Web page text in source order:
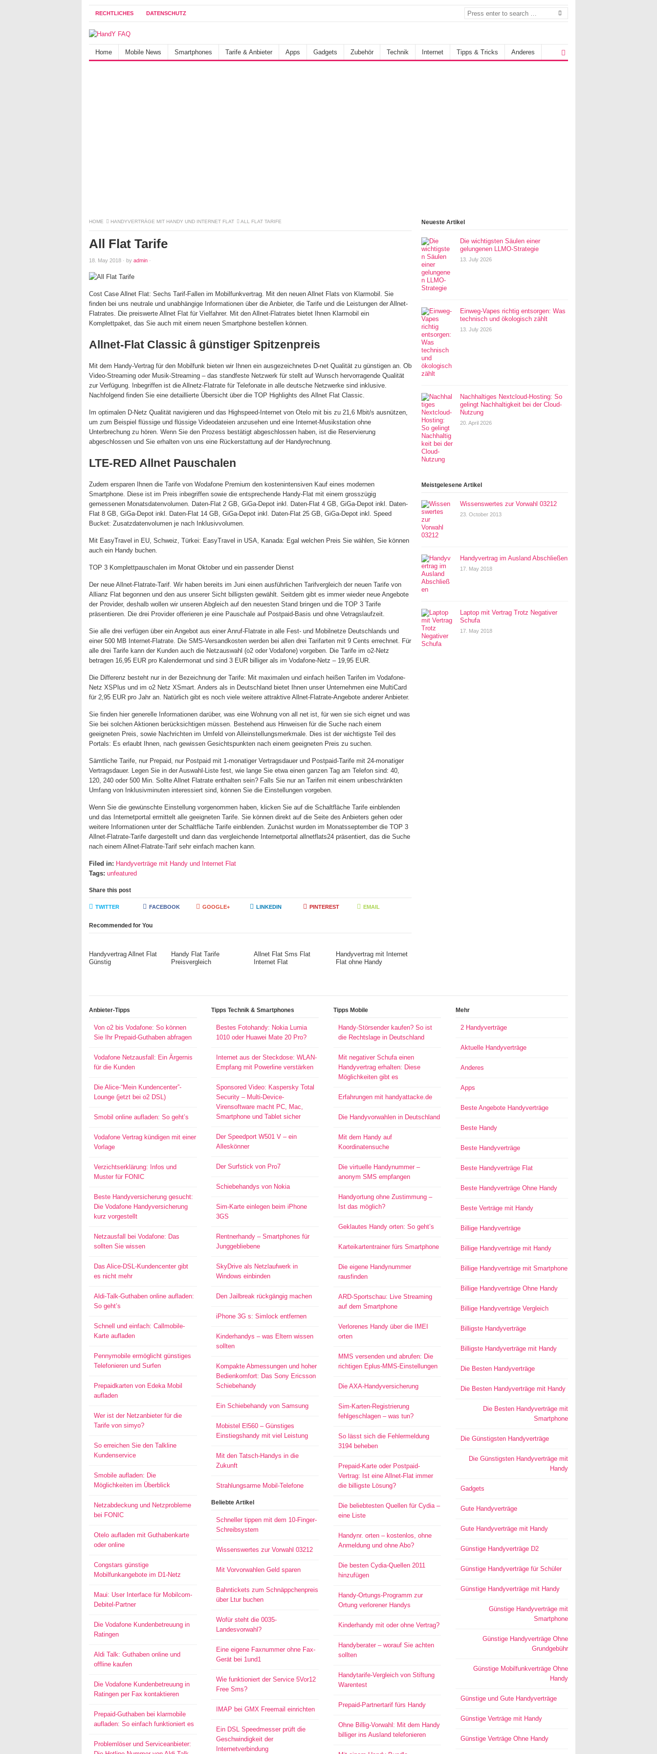
RECHTLICHES DATENSCHUTZ
Home Mobile News Smartphones Tarife & Anbieter Apps Gadgets Zubehör Technik Internet Tipps & Tricks Anderes
HOME HANDYVERTRÄGE MIT HANDY UND INTERNET FLAT ALL FLAT TARIFE
All Flat Tarife
18. May 2018 · by admin ·
Cost Case Allnet Flat: Sechs Tarif-Fallen im Mobilfunkvertrag. Mit den neuen Allnet Flats von Klarmobil. Sie
finden bei uns neutrale und unabhängige Informationen über die Anbieter, die Tarife und die Leistungen der Allnet-
Flatrates. Die preiswerte Allnet Flat für Vielfahrer. Mit den Allnet-Flatrates bietet Ihnen Klarmobil ein
Komplettpaket, das Sie auch mit einem neuen Smartphone bestellen können.
Allnet-Flat Classic â günstiger Spitzenpreis
Mit dem Handy-Vertrag für den Mobilfunk bieten wir Ihnen ein ausgezeichnetes D-net Qualität zu günstigen an. Ob
Video-Streaming oder Musik-Streaming – das standfeste Netzwerk für stellt auf Wunsch hervorragende Qualität
zur Verfügung. Inbegriffen ist die Allnetz-Flatrate für Telefonate in alle deutsche Netzwerke sind inklusive.
Nachfolgend finden Sie eine detaillierte Übersicht über die TOP Highlights des Allnet Flat Classic.
Im optimalen D-Netz Qualität navigieren und das Highspeed-Internet von Otelo mit bis zu 21,6 Mbit/s ausnützen,
um zum Beispiel flüssige und flüssige Videodateien anzusehen und eine Internet-Musikstation ohne
Unterbrechung zu hören. Wenn Sie den Prozess bestätigt abgeschlossen haben, ist die Reservierung
abgeschlossen und Sie erhalten von uns eine Rückerstattung auf der Handyrechnung.
LTE-RED Allnet Pauschalen
Zudem ersparen Ihnen die Tarife von Wodafone Premium den kostenintensiven Kauf eines modernen
Smartphone. Diese ist im Preis inbegriffen sowie die entsprechende Handy-Flat mit einem grosszügig
gemessenen Monatsdatenvolumen. Daten-Flat 2 GB, GiGa-Depot inkl. Daten-Flat 4 GB, GiGa-Depot inkl. Daten-
Flat 8 GB, GiGa-Depot inkl. Daten-Flat 14 GB, GiGa-Depot inkl. Daten-Flat 25 GB, GiGa-Depot inkl. Speed
Bucket: Zusatzdatenvolumen je nach Inklusivvolumen.
Mit EasyTravel in EU, Schweiz, Türkei: EasyTravel in USA, Kanada: Egal welchen Preis Sie wählen, Sie können
auch ein Handy buchen.
TOP 3 Komplettpauschalen im Monat Oktober und ein passender Dienst
Der neue Allnet-Flatrate-Tarif. Wir haben bereits im Juni einen ausführlichen Tarifvergleich der neuen Tarife von
Allianz Flat begonnen und den aus unserer Sicht billigsten gewählt. Seitdem gibt es immer wieder neue Angebote
der Provider, deshalb wollen wir unseren Abgleich auf den neuesten Stand bringen und die TOP 3 Tarife
präsentieren. Die drei Provider offerieren je eine Pauschale auf Postpaid-Basis und ohne Vetragslaufzeit.
Sie alle drei verfügen über ein Angebot aus einer Anruf-Flatrate in alle Fest- und Mobilnetze Deutschlands und
einer 500 MB Internet-Flatrate. Die SMS-Versandkosten werden bei allen drei Tarifarten mit 9 Cents errechnet. Für
alle drei Tarife kann der Kunden auch die Netzauswahl (o2 oder Vodafone) vorgeben. Die Tarife im o2-Netz
betragen 16,95 EUR pro Kalendermonat und sind 3 EUR billiger als im Vodafone-Netz – 19,95 EUR.
Die Differenz besteht nur in der Bezeichnung der Tarife: Mit maximalen und einfach heißen Tarifen im Vodafone-
Netz XSPlus und im o2 Netz XSmart. Anders als in Deutschland bietet Ihnen unser Unternehmen eine MultiCard
für 2,95 EUR pro Jahr an. Natürlich gibt es noch viele weitere attraktive Allnet-Flatrate-Angebote anderer Anbieter.
Sie finden hier generelle Informationen darüber, was eine Wohnung von all net ist, für wen sie sich eignet und was
Sie bei solchen Aktionen berücksichtigen müssen. Bestehend aus Hinweisen für die Suche nach einem
geeigneten Preis, sowie Nachrichten im Umfeld von Alleinstellungsmerkmale. Dies ist der wichtigste Teil des
Portals: Es erlaubt Ihnen, nach gewissen Gesichtspunkten nach einem geeigneten Preis zu suchen.
Sämtliche Tarife, nur Prepaid, nur Postpaid mit 1-monatiger Vertragsdauer und Postpaid-Tarife mit 24-monatiger
Vertragsdauer. Legen Sie in der Auswahl-Liste fest, wie lange Sie etwa einen ganzen Tag am Telefon sind: 40,
120, 240 oder 500 Min. Sollte Allnet Flatrate enthalten sein? Falls Sie nur an Tarifen mit einem unbeschränkten
Umfang von Inklusivminuten interessiert sind, können Sie die Einstellungen vorgeben.
Wenn Sie die gewünschte Einstellung vorgenommen haben, klicken Sie auf die Schaltfläche Tarife einblenden
und das Internetportal ermittelt alle geeigneten Tarife. Sie können direkt auf die Seite des Anbieters gehen oder
weitere Informationen unter der Schaltfläche Tarife einblenden. Zunächst wurden im Monatsseptember die TOP 3
Allnet-Flatrate-Tarife dargestellt und dann das vergleichende Internetportal allnetflats24 präsentiert, das die Suche
nach einem Allnet-Flatrate-Tarif sehr einfach machen kann.
Filed in: Handyverträge mit Handy und Internet Flat
Tags: unfeatured
Share this post
TWITTER FACEBOOK GOOGLE+ LINKEDIN PINTEREST EMAIL
Recommended for You
Handyvertrag Allnet Flat
Günstig
Handy Flat Tarife
Preisvergleich
Allnet Flat Sms Flat
Internet Flat
Handyvertrag mit Internet
Flat ohne Handy
Neueste Artikel
Die wichtigsten Säulen einer
gelungenen LLMO-Strategie
13. July 2026
Einweg-Vapes richtig entsorgen: Was
technisch und ökologisch zählt
13. July 2026
Nachhaltiges Nextcloud-Hosting: So
gelingt Nachhaltigkeit bei der Cloud-
Nutzung
20. April 2026
Meistgelesene Artikel
Wissenswertes zur Vorwahl 03212
23. October 2013
Handyvertrag im Ausland Abschließen
17. May 2018
Laptop mit Vertrag Trotz Negativer
Schufa
17. May 2018
Anbieter-Tipps
Von o2 bis Vodafone: So können
Sie Ihr Prepaid-Guthaben abfragen
Vodafone Netzausfall: Ein Ärgernis
für die Kunden
Die Alice-“Mein Kundencenter”-
Lounge (jetzt bei o2 DSL)
Smobil online aufladen: So geht’s
Vodafone Vertrag kündigen mit einer
Vorlage
Verzichtserklärung: Infos und
Muster für FONIC
Beste Handyversicherung gesucht:
Die Vodafone Handyversicherung
kurz vorgestellt
Netzausfall bei Vodafone: Das
sollten Sie wissen
Das Alice-DSL-Kundencenter gibt
es nicht mehr
Aldi-Talk-Guthaben online aufladen:
So geht’s
Schnell und einfach: Callmobile-
Karte aufladen
Pennymobile ermöglicht günstiges
Telefonieren und Surfen
Prepaidkarten von Edeka Mobil
aufladen
Wer ist der Netzanbieter für die
Tarife von simyo?
So erreichen Sie den Talkline
Kundenservice
Smobile aufladen: Die
Möglichkeiten im Überblick
Netzabdeckung und Netzprobleme
bei FONIC
Otelo aufladen mit Guthabenkarte
oder online
Congstars günstige
Mobilfunkangebote im D1-Netz
Maui: User Interface für Mobilcom-
Debitel-Partner
Die Vodafone Kundenbetreuung in
Ratingen
Aldi Talk: Guthaben online und
offline kaufen
Die Vodafone Kundenbetreuung in
Ratingen per Fax kontaktieren
Prepaid-Guthaben bei klarmobile
aufladen: So einfach funktioniert es
Problemlöser und Serviceanbieter:
Tipps Technik & Smartphones
Bestes Fotohandy: Nokia Lumia
1010 oder Huawei Mate 20 Pro?
Internet aus der Steckdose: WLAN-
Empfang mit Powerline verstärken
Sponsored Video: Kaspersky Total
Security – Multi-Device-
Virensoftware macht PC, Mac,
Smartphone und Tablet sicher
Der Speedport W501 V – ein
Alleskönner
Der Surfstick von Pro7
Schiebehandys von Nokia
Sim-Karte einlegen beim iPhone
3GS
Rentnerhandy – Smartphones für
Junggebliebene
SkyDrive als Netzlaufwerk in
Windows einbinden
Den Jailbreak rückgängig machen
iPhone 3G s: Simlock entfernen
Kinderhandys – was Eltern wissen
sollten
Kompakte Abmessungen und hoher
Bedienkomfort: Das Sony Ericsson
Schiebehandy
Ein Schiebehandy von Samsung
Mobistel El560 – Günstiges
Einstiegshandy mit viel Leistung
Mit den Tatsch-Handys in die
Zukunft
Strahlungsarme Mobil-Telefone
Beliebte Artikel
Schneller tippen mit dem 10-Finger-
Schreibsystem
Wissenswertes zur Vorwahl 03212
Mit Vorvorwahlen Geld sparen
Bahntickets zum Schnäppchenpreis
über Ltur buchen
Wofür steht die 0035-
Landesvorwahl?
Eine eigene Faxnummer ohne Fax-
Gerät bei 1und1
Wie funktioniert der Service 5Vor12
Free Sms?
IMAP bei GMX Freemail einrichten
Ein DSL Speedmesser prüft die
Geschwindigkeit der
Internetverbindung
Tipps Mobile
Handy-Störsender kaufen? So ist
die Rechtslage in Deutschland
Mit negativer Schufa einen
Handyvertrag erhalten: Diese
Möglichkeiten gibt es
Erfahrungen mit handyattacke.de
Die Handyvorwahlen in Deutschland
Mit dem Handy auf
Koordinatensuche
Die virtuelle Handynummer –
anonym SMS empfangen
Handyortung ohne Zustimmung –
Ist das möglich?
Geklautes Handy orten: So geht’s
Karteikartentrainer fürs Smartphone
Die eigene Handynummer
rausfinden
ARD-Sportschau: Live Streaming
auf dem Smartphone
Verlorenes Handy über die IMEI
orten
MMS versenden und abrufen: Die
richtigen Eplus-MMS-Einstellungen
Die AXA-Handyversicherung
Sim-Karten-Registrierung
fehlgeschlagen – was tun?
So lässt sich die Fehlermeldung
3194 beheben
Prepaid-Karte oder Postpaid-
Vertrag: Ist eine Allnet-Flat immer
die billigste Lösung?
Die beliebtesten Quellen für Cydia –
eine Liste
Handynr. orten – kostenlos, ohne
Anmeldung und ohne Abo?
Die besten Cydia-Quellen 2011
hinzufügen
Handy-Ortungs-Programm zur
Ortung verlorener Handys
Kinderhandy mit oder ohne Vertrag?
Handyberater – worauf Sie achten
sollten
Handytarife-Vergleich von Stiftung
Warentest
Prepaid-Partnertarif fürs Handy
Ohne Billig-Vorwahl: Mit dem Handy
billiger ins Ausland telefonieren
Mehr
2 Handyverträge
Aktuelle Handyverträge
Anderes
Apps
Beste Angebote Handyverträge
Beste Handy
Beste Handyverträge
Beste Handyverträge Flat
Beste Handyverträge Ohne Handy
Beste Verträge mit Handy
Billige Handyverträge
Billige Handyverträge mit Handy
Billige Handyverträge mit Smartphone
Billige Handyverträge Ohne Handy
Billige Handyverträge Vergleich
Billigste Handyverträge
Billigste Handyverträge mit Handy
Die Besten Handyverträge
Die Besten Handyverträge mit Handy
Die Besten Handyverträge mit
Smartphone
Die Günstigsten Handyverträge
Die Günstigsten Handyverträge mit
Handy
Gadgets
Gute Handyverträge
Gute Handyverträge mit Handy
Günstige Handyverträge D2
Günstige Handyverträge für Schüler
Günstige Handyverträge mit Handy
Günstige Handyverträge mit
Smartphone
Günstige Handyverträge Ohne
Grundgebühr
Günstige Mobilfunkverträge Ohne
Handy
Günstige und Gute Handyverträge
Günstige Verträge mit Handy
Günstige Verträge Ohne Handy